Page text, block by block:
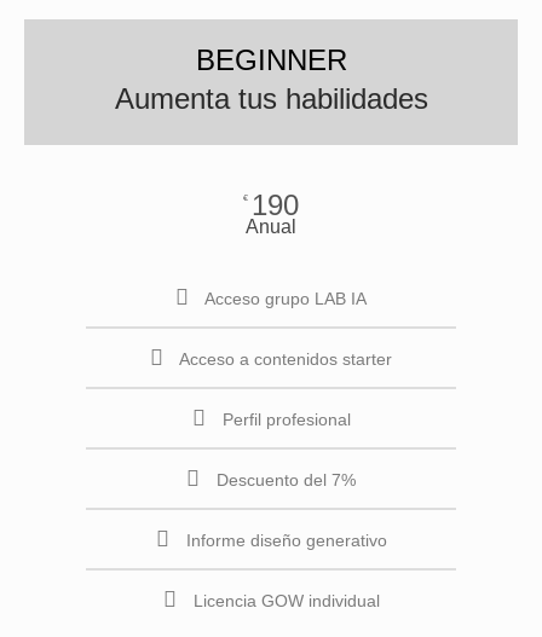
BEGINNER
Aumenta tus habilidades
€ 190
Anual
Acceso grupo LAB IA
Acceso a contenidos starter
Perfil profesional
Descuento del 7%
Informe diseño generativo
Licencia GOW individual